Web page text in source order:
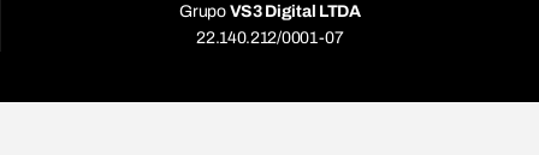
Grupo VS3 Digital LTDA
22.140.212/0001-07